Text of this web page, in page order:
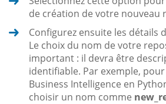
de création de votre nouveau
Configurez ensuite les détails
Le choix du nom de votre
important : il devra être
identifiable. Par exemple,
Business Intelligence en
choisir un nom comme